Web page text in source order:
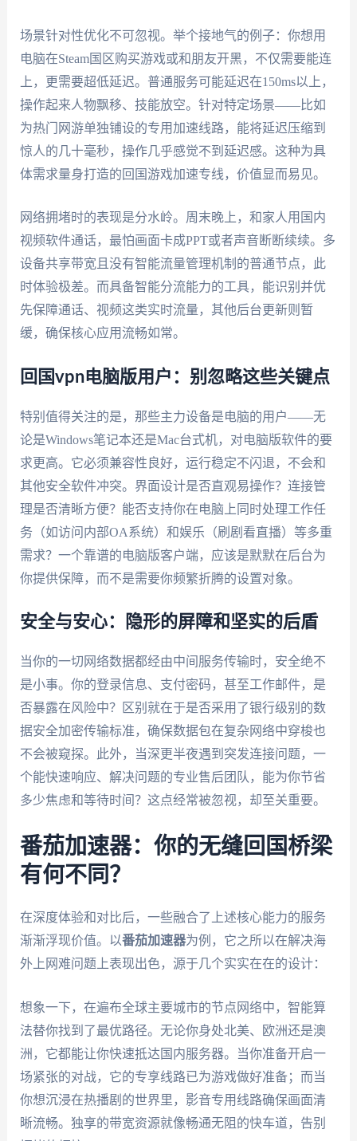
场景针对性优化不可忽视。举个接地气的例子：你想用
电脑在Steam国区购买游戏或和朋友开黑，不仅需要能连
上，更需要超低延迟。普通服务可能延迟在150ms以上，
操作起来人物飘移、技能放空。针对特定场景——比如
为热门网游单独铺设的专用加速线路，能将延迟压缩到
惊人的几十毫秒，操作几乎感觉不到延迟感。这种为具
体需求量身打造的回国游戏加速专线，价值显而易见。
网络拥堵时的表现是分水岭。周末晚上，和家人用国内
视频软件通话，最怕画面卡成PPT或者声音断断续续。多
设备共享带宽且没有智能流量管理机制的普通节点，此
时体验极差。而具备智能分流能力的工具，能识别并优
先保障通话、视频这类实时流量，其他后台更新则暂
缓，确保核心应用流畅如常。
回国vpn电脑版用户：别忽略这些关键点
特别值得关注的是，那些主力设备是电脑的用户——无
论是Windows笔记本还是Mac台式机，对电脑版软件的要
求更高。它必须兼容性良好，运行稳定不闪退，不会和
其他安全软件冲突。界面设计是否直观易操作？连接管
理是否清晰方便？能否支持你在电脑上同时处理工作任
务（如访问内部OA系统）和娱乐（刷剧看直播）等多重
需求？一个靠谱的电脑版客户端，应该是默默在后台为
你提供保障，而不是需要你频繁折腾的设置对象。
安全与安心：隐形的屏障和坚实的后盾
当你的一切网络数据都经由中间服务传输时，安全绝不
是小事。你的登录信息、支付密码，甚至工作邮件，是
否暴露在风险中？区别就在于是否采用了银行级别的数
据安全加密传输标准，确保数据包在复杂网络中穿梭也
不会被窥探。此外，当深更半夜遇到突发连接问题，一
个能快速响应、解决问题的专业售后团队，能为你节省
多少焦虑和等待时间？这点经常被忽视，却至关重要。
番茄加速器：你的无缝回国桥梁
有何不同？
在深度体验和对比后，一些融合了上述核心能力的服务
渐渐浮现价值。以番茄加速器为例，它之所以在解决海
外上网难问题上表现出色，源于几个实实在在的设计：
想象一下，在遍布全球主要城市的节点网络中，智能算
法替你找到了最优路径。无论你身处北美、欧洲还是澳
洲，它都能让你快速抵达国内服务器。当你准备开启一
场紧张的对战，它的专享线路已为游戏做好准备；而当
你想沉浸在热播剧的世界里，影音专用线路确保画面清
晰流畅。独享的带宽资源就像畅通无阻的快车道，告别